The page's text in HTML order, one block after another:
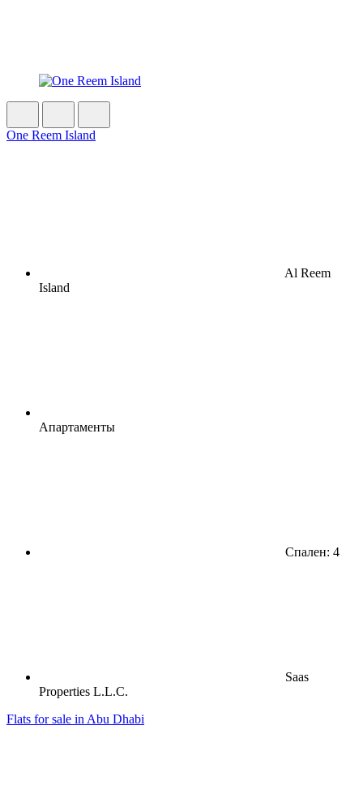
One Reem Island
Al Reem
Island
Апартаменты
Спален: 4
Saas
Properties L.L.C.
Flats for sale in Abu Dhabi